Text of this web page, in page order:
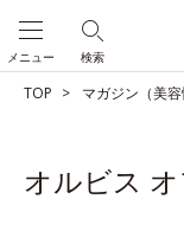
検索
メニュー
TOP マガジン（美容
オルビス